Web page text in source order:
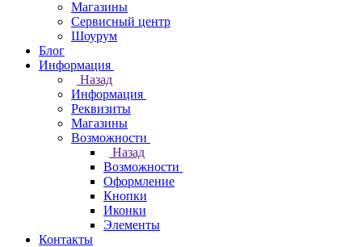
Магазины
Сервисный центр
Шоурум
Блог
Информация
Назад
Информация
Реквизиты
Магазины
Возможности
Назад
Возможности
Оформление
Кнопки
Иконки
Элементы
Контакты